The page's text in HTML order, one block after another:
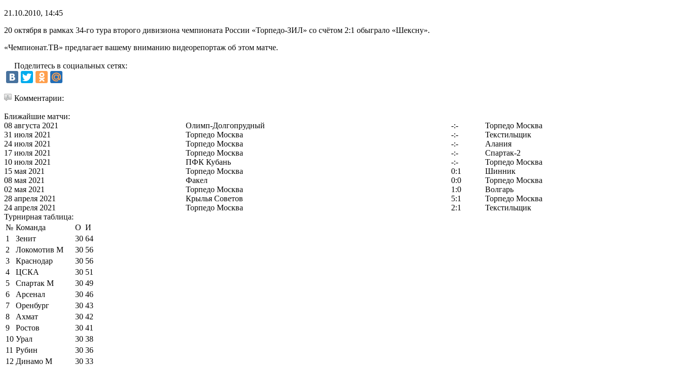
21.10.2010, 14:45
20 октября в рамках 34-го тура второго дивизиона чемпионата России «Торпедо-ЗИЛ» со счётом 2:1 обыграло «Шексну».
«Чемпионат.ТВ» предлагает вашему вниманию видеорепортаж об этом матче.
Поделитесь в социальных сетях:
Комментарии:
Ближайшие матчи:
08 августа 2021
Олимп-Долгопрудный -:-
Торпедо Москва
31 июля 2021
Торпедо Москва -:-
Текстильщик
24 июля 2021
Торпедо Москва -:-
Алания
17 июля 2021
Торпедо Москва -:-
Спартак-2
10 июля 2021
ПФК Кубань -:-
Торпедо Москва
15 мая 2021
Торпедо Москва 0:1
Шинник
08 мая 2021
Факел 0:0
Торпедо Москва
02 мая 2021
Торпедо Москва 1:0
Волгарь
28 апреля 2021
Крылья Советов 5:1
Торпедо Москва
24 апреля 2021
Торпедо Москва 2:1
Текстильщик
Турнирная таблица:
№ Команда О И
1
Зенит 30 64
2
Локомотив М 30 56
3
Краснодар 30 56
4
ЦСКА 30 51
5
Спартак М 30 49
6
Арсенал 30 46
7
Оренбург 30 43
8
Ахмат 30 42
9
Ростов 30 41
10 Урал 30 38
11 Рубин 30 36
12 Динамо М 30 33